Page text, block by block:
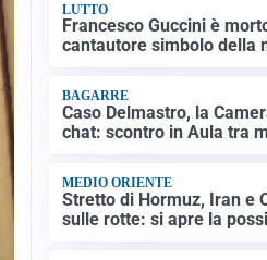
LUTTO
Francesco Guccini è
cantautore simbolo della
BAGARRE
Caso Delmastro, la
chat: scontro in Aula tra
MEDIO ORIENTE
Stretto di Hormuz, Iran e
sulle rotte: si apre la